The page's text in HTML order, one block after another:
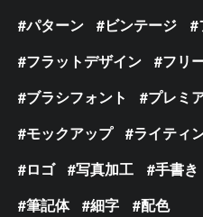
パターン
ビンテージ
フラットデザイン
フリ
ブラシフォント
プレミ
モックアップ
ライティ
ロゴ
写真加工 手書き
筆記体
細字 配色